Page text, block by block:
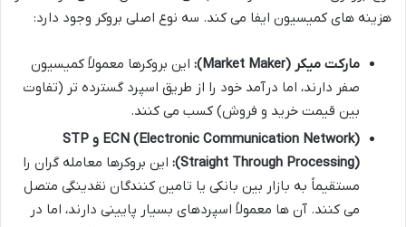
هزینه های کمیسیون ایفا می کند. سه نوع اصلی بروکر وجود دارد:
مارکت میکر (Market Maker):
این بروکرها معمولاً کمیسیون
صفر دارند، اما درآمد خود را از طریق اسپرد گسترده تر (تفاوت
بین قیمت خرید و فروش) کسب می کنند.
ECN (Electronic Communication Network) و STP
(Straight Through Processing): این بروکرها معامله گران را
مستقیماً به بازار بین بانکی یا تامین کنندگان نقدینگی متصل
می کنند. آن ها معمولاً اسپردهای بسیار پایینی دارند، اما در